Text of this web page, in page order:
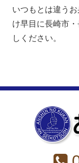
いつもとは違う
け早目に長崎市
しください。